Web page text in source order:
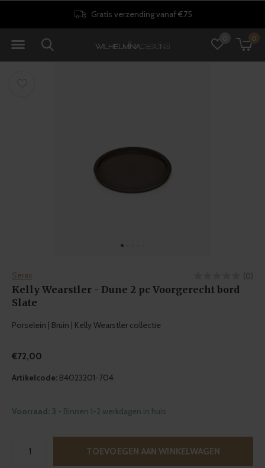
0
Gratis verzending vanaf €75
Serax (0)
Kelly Wearstler - Dune 2 pc Voorgerecht bord
Slate
Porselein | Bruin | Kelly Wearstler collectie
€72,00
Artikelcode: B4023201-704
Voorraad: 3 - Binnen 1-2 werkdagen in huis
TOEVOEGEN AAN WINKELWAGEN